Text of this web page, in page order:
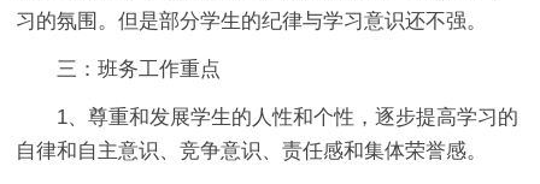
习的氛围。但是部分学生的纪律与学习意识还不强。
三：班务工作重点
1、尊重和发展学生的人性和个性，逐步提高学习的
自律和自主意识、竞争意识、责任感和集体荣誉感。